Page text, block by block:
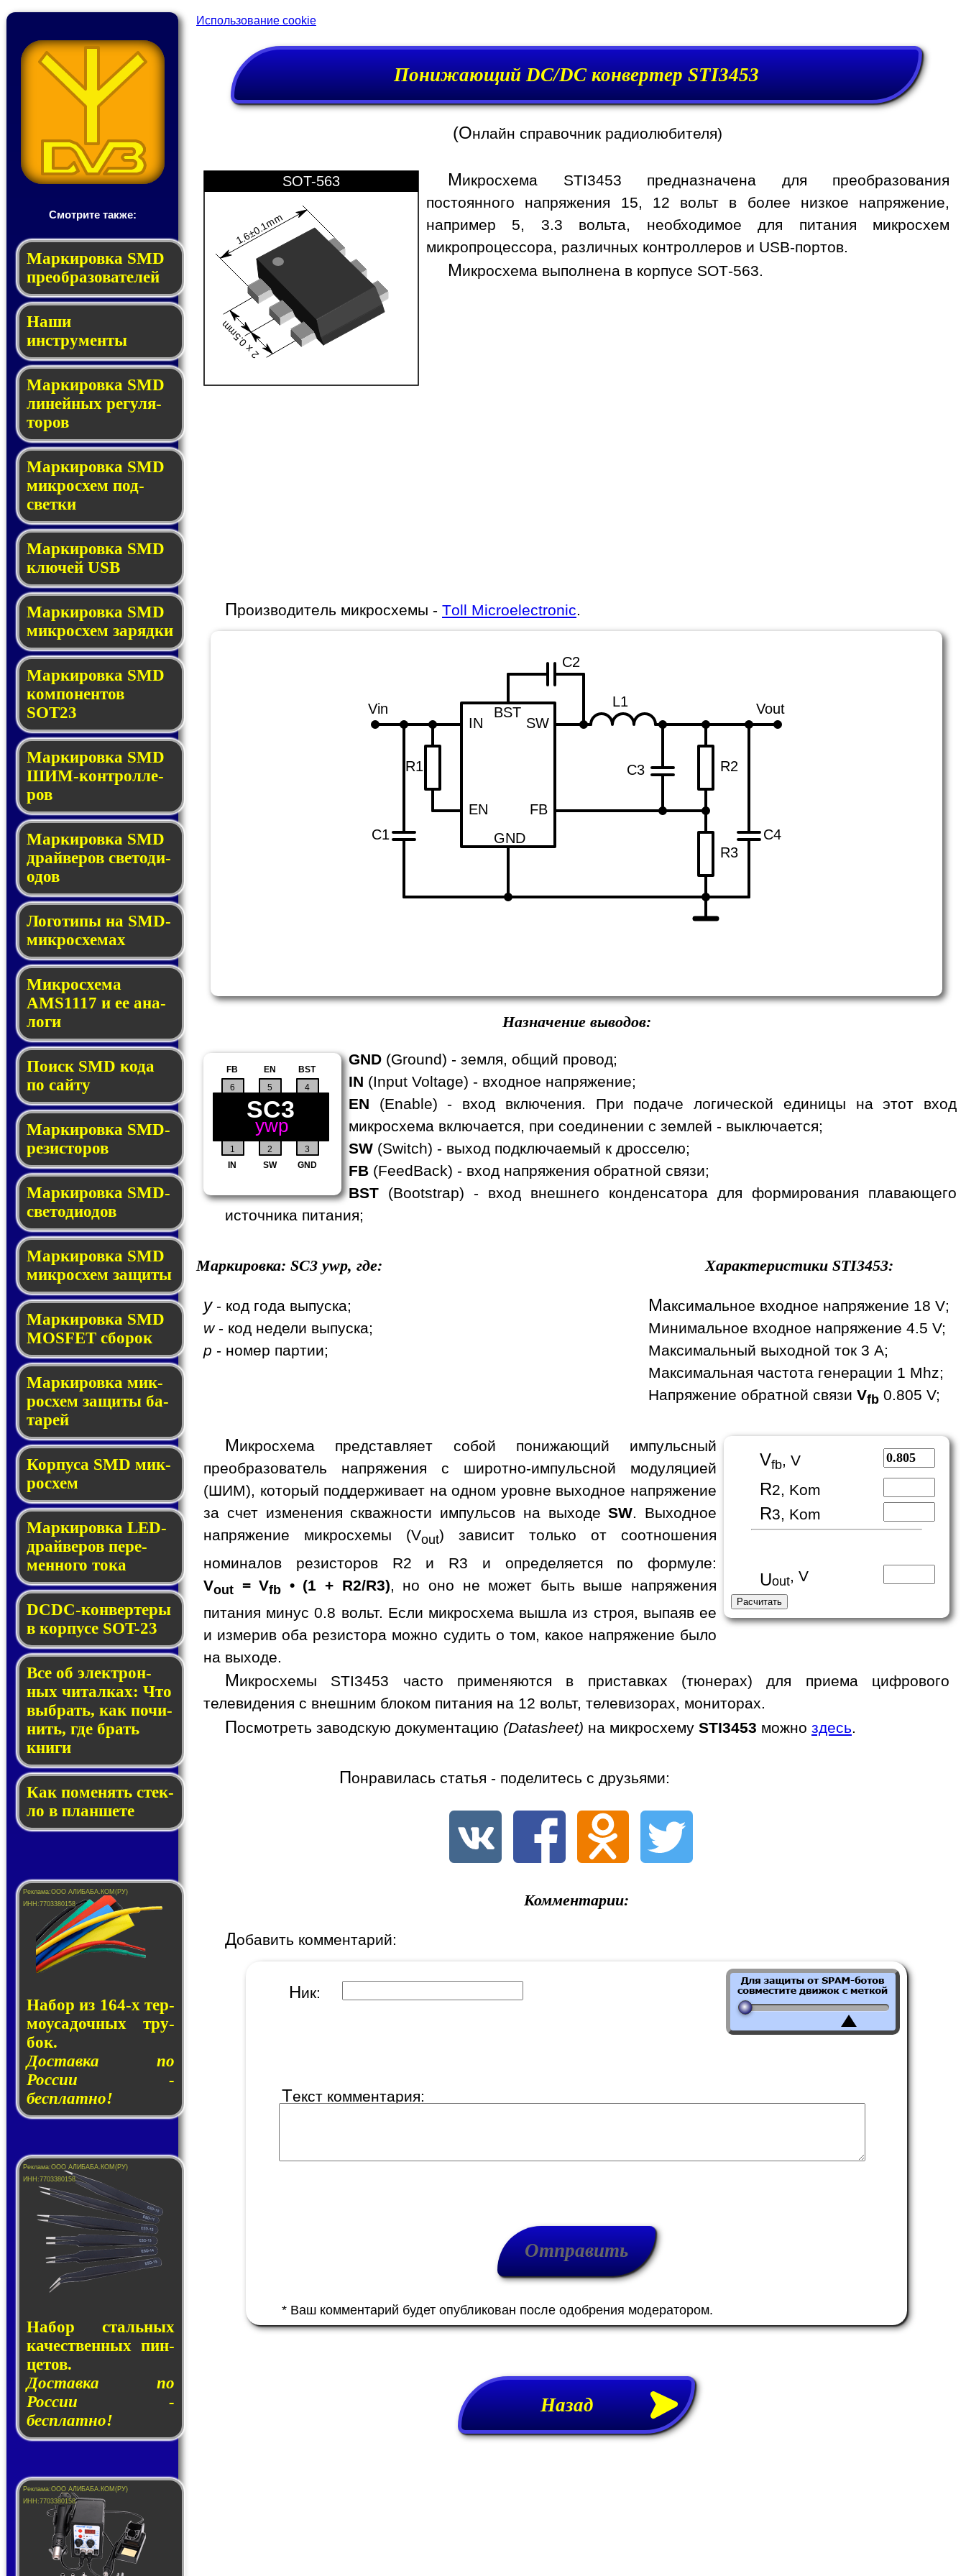
Смотрите также:
Мар­ки­ров­ка SMD
пре­об­ра­зо­ва­те­лей
Наши
инструменты
Маркировка SMD
ли­ней­ных ре­гу­ля­
то­ров
Маркировка SMD
мик­ро­схем под­
свет­ки
Маркировка SMD
клю­чей USB
Маркировка SMD
мик­рос­хем за­ряд­ки
Маркировка SMD
ком­по­нен­тов
SOT23
Маркировка SMD
ШИМ-кон­трол­ле­
ров
Маркировка SMD
драй­ве­ров све­то­ди­
о­дов
Логотипы на SMD-
мик­ро­схе­мах
Микросхема
AMS1117 и ее ана­
ло­ги
Поиск SMD ко­да
по сай­ту
Маркировка SMD-
ре­зис­то­ров
Маркировка SMD-
све­то­дио­дов
Мар­ки­ров­ка SMD
мик­рос­хем защиты
Мар­ки­ров­ка SMD
MOSFET сбо­рок
Мар­ки­ров­ка мик­
ро­схем за­щи­ты ба­
та­рей
Корпуса SMD мик­
ро­схем
Маркировка LED-
драй­ве­ров пе­ре­
мен­но­го то­ка
DCDC-кон­вер­те­ры
в кор­пу­се SOT-23
Все об элек­трон­
ных чи­тал­ках: Что
выб­рать, как по­чи­
нить, где брать
кни­ги
Как по­ме­нять стек­
ло в планшете
Набор из 164-х тер­
мо­у­са­доч­ных тру­
бок.
Доставка по
России -
бесплатно!
Набор сталь­ных
ка­чест­вен­ных пин­
це­тов.
Доставка по
России -
бесплатно!
Использование cookie
Понижающий DC/DC конвертер STI3453
(Онлайн справочник радиолюбителя)
1.6±0.1mm
2 x 0.5mm
SOT-563 Микросхема STI3453 предназначена для преобразования
постоянного напряжения 15, 12 вольт в более низкое напряжение,
например 5, 3.3 вольта, необходимое для питания микросхем
микропроцессора, различных контроллеров и USB-портов.
Микросхема выполнена в корпусе SOT-563.
Производитель микросхемы - Toll Microelectronic
C1 C4
R2
R3
L1
Vin
Vout
IN
EN
SW
FB
GND
BST
C2
R1 C3
Назначение выводов:
1 2 3
4
IN SW GND
BST
EN
5
6
FB
SC3
ywp
GND (Ground) - земля, общий провод;
IN (Input Voltage) - входное напряжение;
EN (Enable) - вход включения. При подаче логической единицы на этот вход
микросхема включается, при соединении с землей - выключается;
SW (Switch) - выход подключаемый к дросселю;
FB (FeedBack) - вход напряжения обратной связи;
BST (Bootstrap) - вход внешнего конденсатора для формирования плавающего
источника питания;
Маркировка: SC3 ywp, где:
y- код года выпуска;
w- код недели выпуска;
p - номер партии;
Характеристики STI3453:
Максимальное входное напряжение 18 V;
Минимальное входное напряжение 4.5 V;
Максимальный выходной ток 3 A;
Максимальная частота генерации 1 Mhz;
Напряжение обратной связи Vfb 0.805 V;
Vfb, V
R2, Kom
R3, Kom
Uout, V
Микросхема представляет собой понижающий импульсный
преобразователь напряжения с широтно-импульсной модуляцией
(ШИМ), который поддерживает на одном уровне выходное напряжение
за счет изменения скважности импульсов на выходеSW. Выходное
напряжение микросхемы (Vout) зависит только от соотношения
номиналов резисторов R2 и R3 и определяется по формуле:
Vout = Vfb • (1 + R2/R3) , но оно не может быть выше напряжения
питания минус 0.8 вольт. Если микросхема вышла из строя, выпаяв ее
и измерив оба резистора можно судить о том, какое напряжение было
на выходе.
Микросхемы STI3453 часто применяются в приставках (тюнерах) для приема цифрового
телевидения с внешним блоком питания на 12 вольт, телевизорах, мониторах.
Посмотреть заводскую документацию (Datasheet) на микросхему STI3453 можно здесь.
Понравилась статья - поделитесь с друзьями:
Комментарии:
Добавить комментарий:
Ник:
Текст комментария:
* Ваш комментарий будет опубликован после одобрения модератором.
Назад